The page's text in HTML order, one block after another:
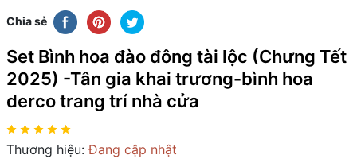
Chia sẻ
Set Bình hoa đào đông tài lộc (Chưng Tết
2025) -Tân gia khai trương-bình hoa
derco trang trí nhà cửa
Thương hiệu: Đang cập nhật